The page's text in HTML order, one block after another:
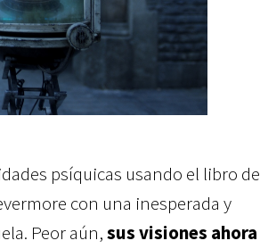
psíquicas usando el libro de
con una inesperada y
Peor aún,sus visiones ahora